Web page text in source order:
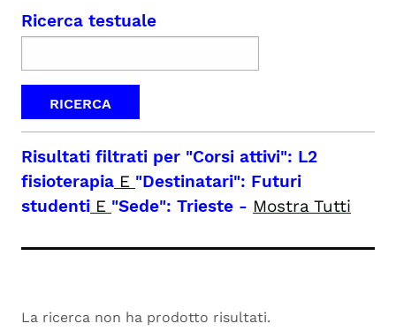
Ricerca testuale
Risultati filtrati per "Corsi attivi": L2
fisioterapia E "Destinatari": Futuri
studenti E "Sede": Trieste - Mostra Tutti
La ricerca non ha prodotto risultati.